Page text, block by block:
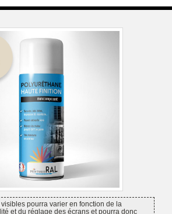
pourra varier en fonction de la
et du réglage des écrans et pourra donc